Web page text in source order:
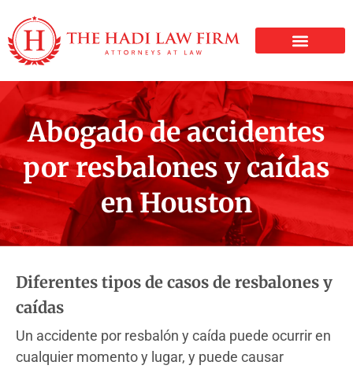
Abogado de accidentes
por resbalones y caídas
en Houston
Diferentes tipos de casos de resbalones y
caídas
Un accidente por resbalón y caída puede ocurrir en
cualquier momento y lugar, y puede causar